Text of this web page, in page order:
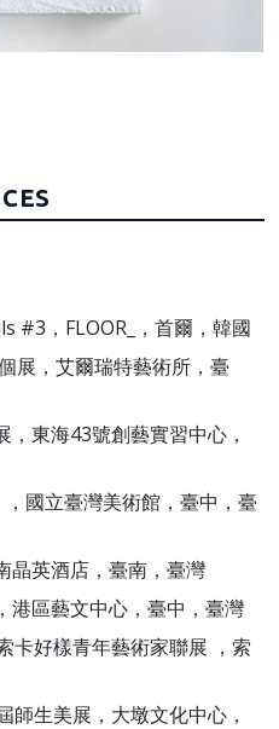
#3，FLOOR_，首爾，韓國
展，艾爾瑞特藝術所，臺
，東海43號創藝實習中心，
，國立臺灣美術館，臺中，臺
晶英酒店，臺南，臺灣
港區藝文中心，臺中，臺灣
卡好樣青年藝術家聯展 ，索
師生美展，大墩文化中心，